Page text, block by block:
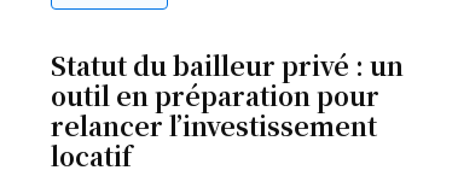
Statut du bailleur privé : un
outil en préparation pour
relancer l’investissement
locatif